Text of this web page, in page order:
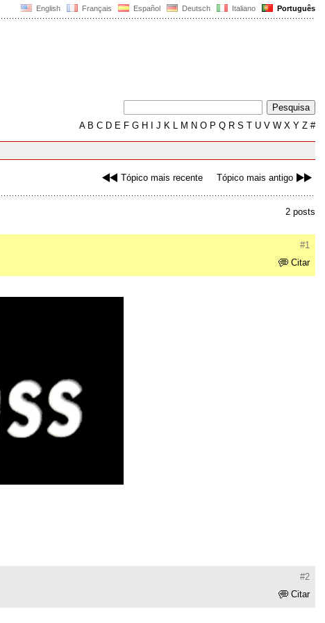
English Français Español Deutsch Italiano Português
AB C D E F G H J K L M N O P Q R S T U V W X Y Z #
Tópico mais recente Tópico mais antigo
2 posts
#1
Citar
#2
Citar